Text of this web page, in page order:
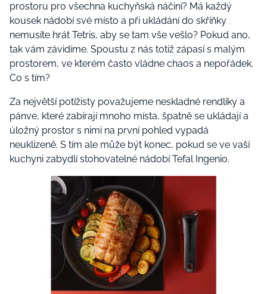
prostoru pro všechna kuchyňská náčiní? Má každý
kousek nádobí své místo a při ukládání do skříňky
nemusíte hrát Tetris, aby se tam vše vešlo? Pokud ano,
tak vám závidíme. Spoustu z nás totiž zápasí s malým
prostorem, ve kterém často vládne chaos a nepořádek.
Co s tím?
Za největší potížisty považujeme neskladné rendlíky a
pánve, které zabírají mnoho místa, špatně se ukládají a
úložný prostor s nimi na první pohled vypadá
neuklizeně. S tím ale může být konec, pokud se ve vaší
kuchyni zabydlí stohovatelné nádobí Tefal Ingenio.